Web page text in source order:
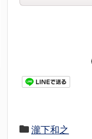
瀧下和之